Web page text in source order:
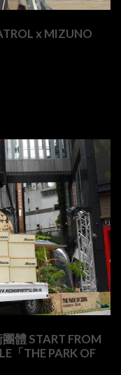
x MIZUNO
體 START FROM
「THE PARK OF